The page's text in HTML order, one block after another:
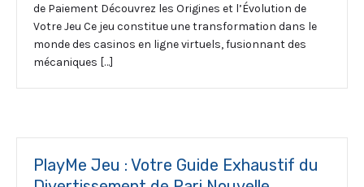
de Paiement Découvrez les Origines et l’Évolution de
Votre Jeu Ce jeu constitue une transformation dans le
monde des casinos en ligne virtuels, fusionnant des
mécaniques […]
PlayMe Jeu : Votre Guide Exhaustif du